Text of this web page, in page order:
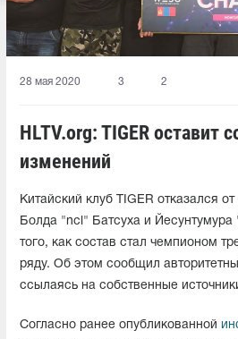
28 мая 2020 3 2
HLTV.org: TIGER оставит
изменений
Китайский клуб TIGER отказался
Болда "ncl" Батсуха и Йесунтумура
того, как состав стал чемпионом
ряду. Об этом сообщил
ссылаясь на собственные
Согласно ранее опубликованной